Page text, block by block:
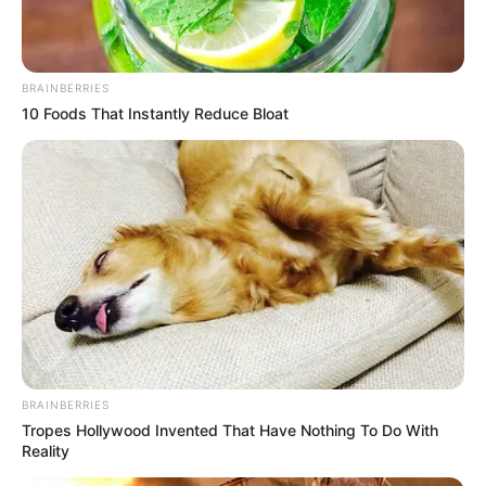
Interés Social (VIS).
BRAINBERRIES
10 Foods That Instantly Reduce Bloat
BRAINBERRIES
Tropes Hollywood Invented That Have Nothing To Do With
Reality